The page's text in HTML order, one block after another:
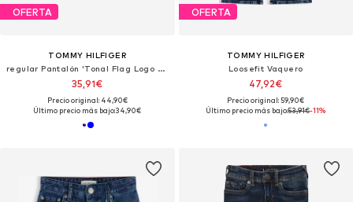
OFERTA
TOMMY HILFIGER
regular Pantalón 'Tonal Flag Logo Sweat'
35,91€
Precio original: 44,90€
Último precio más bajo:34,90€
OFERTA
TOMMY HILFIGER
Loosefit Vaquero
47,92€
Precio original: 59,90€
Último precio más bajo:53,91€-11%